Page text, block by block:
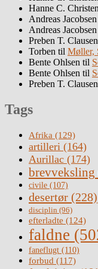
Hanne C.
Andreas Jacobsen
Andreas Jacobsen
Preben T. Clausen
Torben til Møller,
Bente Ohlsen til
Bente Ohlsen til
Preben T. Clausen
Tags
Afrika (129)
artilleri (164)
Aurillac (174)
brevveksling
civile (107)
desertør (228)
disciplin (96)
efterladte (124)
faldne
faneflugt (110)
forbud (117)